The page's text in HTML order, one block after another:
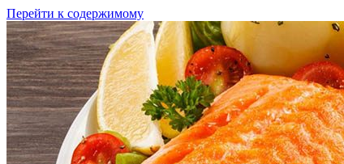
Перейти к содержимому